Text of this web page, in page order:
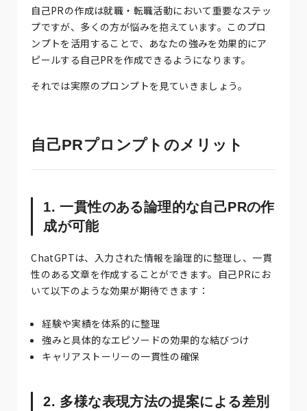
自己PRの作成は就職・転職活動において重要なステッ
プですが、多くの方が悩みを抱えています。このプロ
ンプトを活用することで、あなたの強みを効果的にア
ピールする自己PRを作成できるようになります。
それでは実際のプロンプトを見ていきましょう。
自己PRプロンプトのメリット
1. 一貫性のある論理的な自己PRの作
成が可能
ChatGPTは、入力された情報を論理的に整理し、一貫
性のある文章を作成することができます。自己PRにお
いて以下のような効果が期待できます：
経験や実績を体系的に整理
強みと具体的なエピソードの効果的な結びつけ
キャリアストーリーの一貫性の確保
2. 多様な表現方法の提案による差別